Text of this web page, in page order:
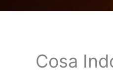
Cosa